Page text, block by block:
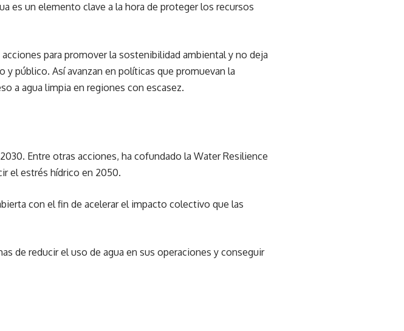
es un elemento clave a la hora de proteger los recursos
para promover la sostenibilidad ambiental y no deja
público. Así avanzan en políticas que promuevan la
a agua limpia en regiones con escasez.
Entre otras acciones, ha cofundado la Water Resilience
el estrés hídrico en 2050.
con el fin de acelerar el impacto colectivo que las
de reducir el uso de agua en sus operaciones y conseguir